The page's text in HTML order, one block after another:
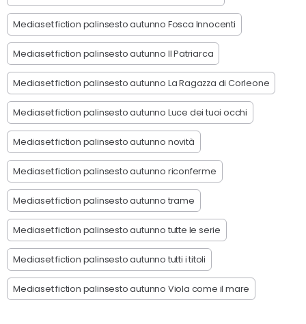
Mediaset fiction palinsesto autunno Fosca Innocenti
Mediaset fiction palinsesto autunno Il Patriarca
Mediaset fiction palinsesto autunno La Ragazza di Corleone
Mediaset fiction palinsesto autunno Luce dei tuoi occhi
Mediaset fiction palinsesto autunno novità
Mediaset fiction palinsesto autunno riconferme
Mediaset fiction palinsesto autunno trame
Mediaset fiction palinsesto autunno tutte le serie
Mediaset fiction palinsesto autunno tutti i titoli
Mediaset fiction palinsesto autunno Viola come il mare